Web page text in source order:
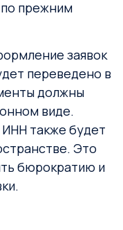
по прежним
заявок
переведено в
должны
виде.
также будет
Это
бюрократию и